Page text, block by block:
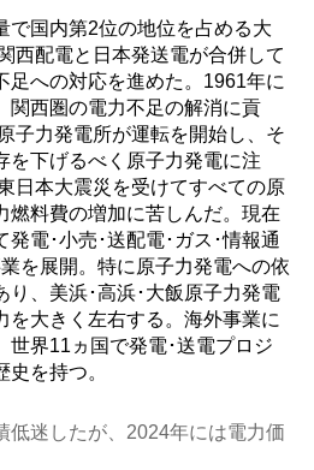
で国内第2位の地位を占める大
西配電と日本発送電が合併して
足への対応を進めた。1961年に
関西圏の電力不足の解消に貢
子力発電所が運転を開始し、そ
を下げるべく原子力発電に注
日本大震災を受けてすべての原
燃料費の増加に苦しんだ。現在
発電･小売･送配電･ガス･情報通
を展開。特に原子力発電への依
り、美浜･高浜･大飯原子力発電
を大きく左右する。海外事業に
世界11ヵ国で発電･送電プロジ
を持つ。
低迷したが、2024年には電力価